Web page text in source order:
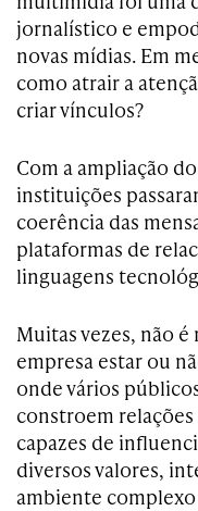
jornalístico e
novas mídias. Em
como atrair a
criar vínculos?
Com a ampliação
instituições
coerência das
plataformas de
linguagens
Muitas vezes, não
empresa estar ou
onde vários
constroem
capazes de
diversos valores,
ambiente